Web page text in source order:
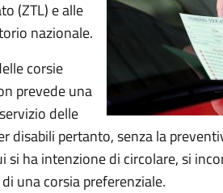
(ZTL) e alle
nazionale.
corsie
prevede una
delle
disabili pertanto, senza la
si ha intenzione di circolare, si
una corsia preferenziale.